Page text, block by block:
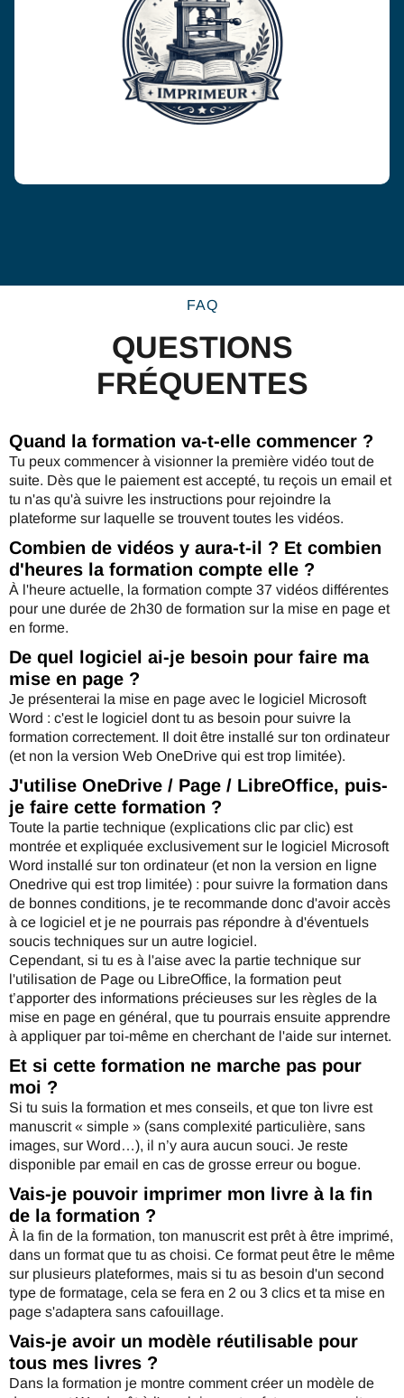
FAQ
QUESTIONS
FRÉQUENTES
Quand la formation va-t-elle commencer ?
Tu peux commencer à visionner la première vidéo tout de
suite. Dès que le paiement est accepté, tu reçois un email et
tu n'as qu'à suivre les instructions pour rejoindre la
plateforme sur laquelle se trouvent toutes les vidéos.
Combien de vidéos y aura-t-il ? Et combien
d'heures la formation compte elle ?
À l'heure actuelle, la formation compte 37 vidéos différentes
pour une durée de 2h30 de formation sur la mise en page et
en forme.
De quel logiciel ai-je besoin pour faire ma
mise en page ?
Je présenterai la mise en page avec le logiciel Microsoft
Word : c'est le logiciel dont tu as besoin pour suivre la
formation correctement. Il doit être installé sur ton ordinateur
(et non la version Web OneDrive qui est trop limitée).
J'utilise OneDrive / Page / LibreOffice, puis-
je faire cette formation ?
Toute la partie technique (explications clic par clic) est
montrée et expliquée exclusivement sur le logiciel Microsoft
Word installé sur ton ordinateur (et non la version en ligne
Onedrive qui est trop limitée) : pour suivre la formation dans
de bonnes conditions, je te recommande donc d'avoir accès
à ce logiciel et je ne pourrais pas répondre à d'éventuels
soucis techniques sur un autre logiciel.
Cependant, si tu es à l'aise avec la partie technique sur
l'utilisation de Page ou LibreOffice, la formation peut
t’apporter des informations précieuses sur les règles de la
mise en page en général, que tu pourrais ensuite apprendre
à appliquer par toi-même en cherchant de l'aide sur internet.
Et si cette formation ne marche pas pour
moi ?
Si tu suis la formation et mes conseils, et que ton livre est
manuscrit « simple » (sans complexité particulière, sans
images, sur Word…), il n’y aura aucun souci. Je reste
disponible par email en cas de grosse erreur ou bogue.
Vais-je pouvoir imprimer mon livre à la fin
de la formation ?
À la fin de la formation, ton manuscrit est prêt à être imprimé,
dans un format que tu as choisi. Ce format peut être le même
sur plusieurs plateformes, mais si tu as besoin d'un second
type de formatage, cela se fera en 2 ou 3 clics et ta mise en
page s'adaptera sans cafouillage.
Vais-je avoir un modèle réutilisable pour
tous mes livres ?
Dans la formation je montre comment créer un modèle de